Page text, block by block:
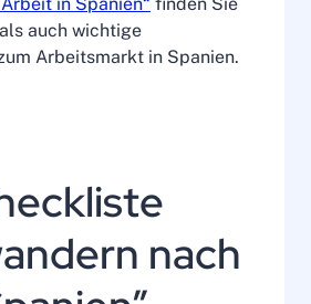
auch wichtige
Arbeitsmarkt in Spanien.
nach